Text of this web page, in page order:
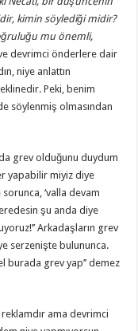
kimin söylediği midir?
mu önemli,
devrimci önderlere dair
niye anlattın
Peki, benim
söylenmiş olmasından
grev olduğunu duydum
yapabilir miyiz diye
‘valla devam
şu anda diye
Arkadaşların grev
serzenişte bulununca.
burada grev yap’’ demez
ama devrimci